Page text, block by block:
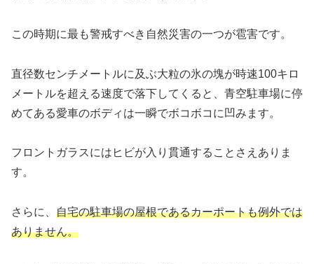
この時期に最も警戒すべき自然災害の一つが雹害です。
直径数センチメートルに及ぶ大粒の氷の塊が時速100キロ
メートルを超える速度で落下してくると、青空駐車場に停
めてある愛車のボディは一瞬でボコボコに凹みます。
フロントガラスにはヒビが入り貫通することさえありま
す。
さらに、 自宅の駐車場の屋根であるカーポートも例外では
ありません。